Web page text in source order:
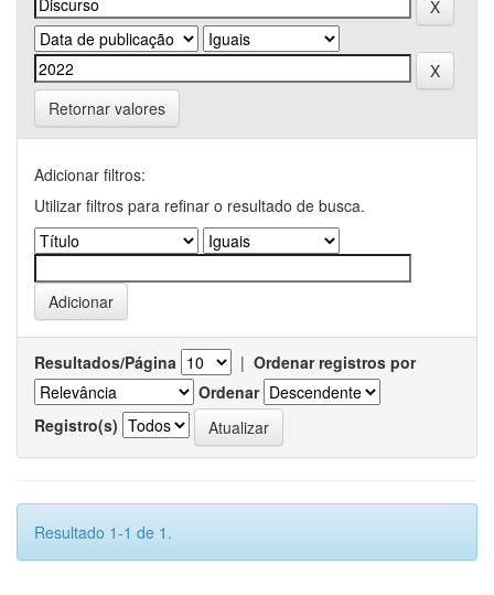
Retornar valores
Adicionar filtros:
Utilizar filtros para refinar o resultado de busca.
Resultados/Página | Ordenar registros por
Ordenar
Registro(s)
Resultado 1-1 de 1.